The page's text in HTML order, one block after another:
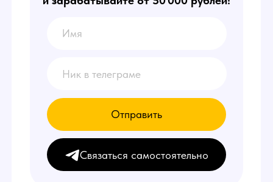
Отправить
Связаться самостоятельно
КТО ТАКИЕ
АДМИНИСТРАТОРЫ
ВЕБКАМ СТУДИЙ?